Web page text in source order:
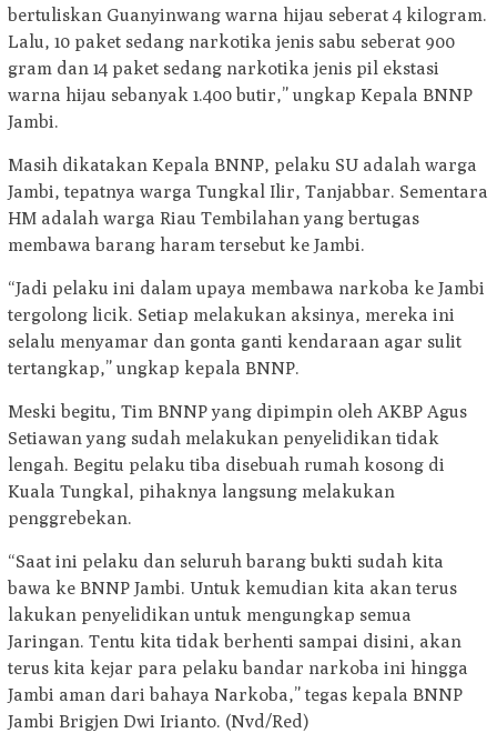
bertuliskan Guanyinwang warna hijau seberat 4 kilogram.
Lalu, 10 paket sedang narkotika jenis sabu seberat 900
gram dan 14 paket sedang narkotika jenis pil ekstasi
warna hijau sebanyak 1.400 butir,” ungkap Kepala BNNP
Jambi.
Masih dikatakan Kepala BNNP, pelaku SU adalah warga
Jambi, tepatnya warga Tungkal Ilir, Tanjabbar. Sementara
HM adalah warga Riau Tembilahan yang bertugas
membawa barang haram tersebut ke Jambi.
“Jadi pelaku ini dalam upaya membawa narkoba ke Jambi
tergolong licik. Setiap melakukan aksinya, mereka ini
selalu menyamar dan gonta ganti kendaraan agar sulit
tertangkap,” ungkap kepala BNNP.
Meski begitu, Tim BNNP yang dipimpin oleh AKBP Agus
Setiawan yang sudah melakukan penyelidikan tidak
lengah. Begitu pelaku tiba disebuah rumah kosong di
Kuala Tungkal, pihaknya langsung melakukan
penggrebekan.
“Saat ini pelaku dan seluruh barang bukti sudah kita
bawa ke BNNP Jambi. Untuk kemudian kita akan terus
lakukan penyelidikan untuk mengungkap semua
Jaringan. Tentu kita tidak berhenti sampai disini, akan
terus kita kejar para pelaku bandar narkoba ini hingga
Jambi aman dari bahaya Narkoba,” tegas kepala BNNP
Jambi Brigjen Dwi Irianto. (Nvd/Red)